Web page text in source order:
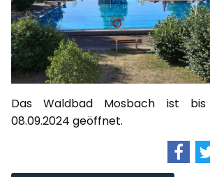
Das Waldbad Mosbach ist
08.09.2024 geöffnet.